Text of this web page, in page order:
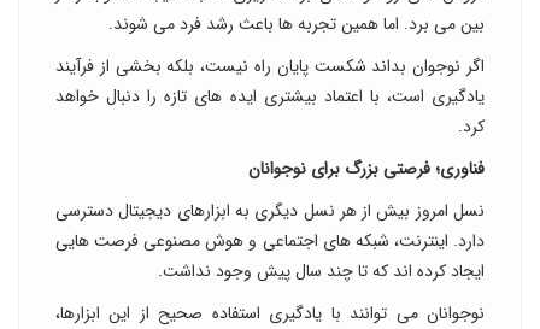
بین می برد. اما همین تجربه ها باعث رشد فرد می شوند.
اگر نوجوان بداند شکست پایان راه نیست، بلکه بخشی از فرآیند
یادگیری است، با اعتماد بیشتری ایده های تازه را دنبال خواهد
کرد.
فناوری؛ فرصتی بزرگ برای نوجوانان
نسل امروز بیش از هر نسل دیگری به ابزارهای دیجیتال دسترسی
دارد. اینترنت، شبکه های اجتماعی و هوش مصنوعی فرصت هایی
ایجاد کرده اند که تا چند سال پیش وجود نداشت.
نوجوانان می توانند با یادگیری استفاده صحیح از این ابزارها،